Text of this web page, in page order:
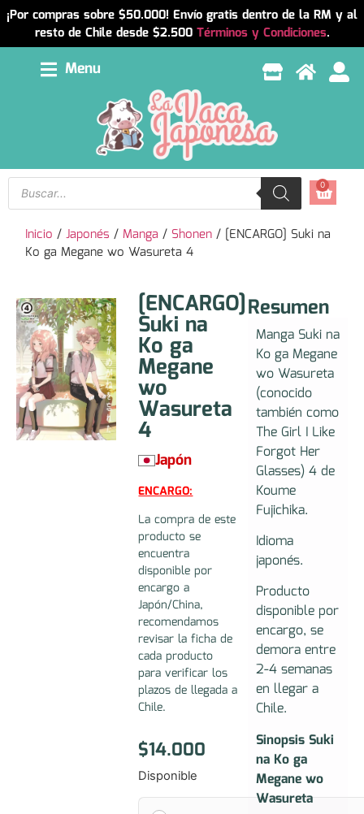
¡Por compras sobre $50.000! Envío gratis dentro de la RM y al
resto de Chile desde $2.500 Términos y Condiciones.
Menu
0
Inicio /Japonés /Manga / Shonen / [ENCARGO] Suki na
Ko ga Megane wo Wasureta 4
[ENCARGO]
Suki na
Ko ga
Megane
wo
Wasureta
4
Japón
ENCARGO:
La compra de este
producto se
encuentra
disponible por
encargo a
Japón/China,
recomendamos
revisar la ficha de
cada producto
para verificar los
plazos de llegada a
Chile.
$14.000
Disponible
Resumen
Manga Suki na
Ko ga Megane
wo Wasureta
(conocido
también como
The Girl I Like
Forgot Her
Glasses) 4 de
Koume
Fujichika.
Idioma
japonés.
Producto
disponible por
encargo, se
demora entre
2-4 semanas
en llegar a
Chile.
Sinopsis Suki
na Ko ga
Megane wo
Wasureta